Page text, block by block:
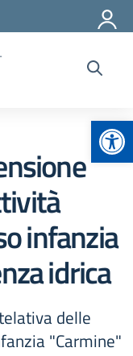
infanzia
idrica
delle
"Carmine"